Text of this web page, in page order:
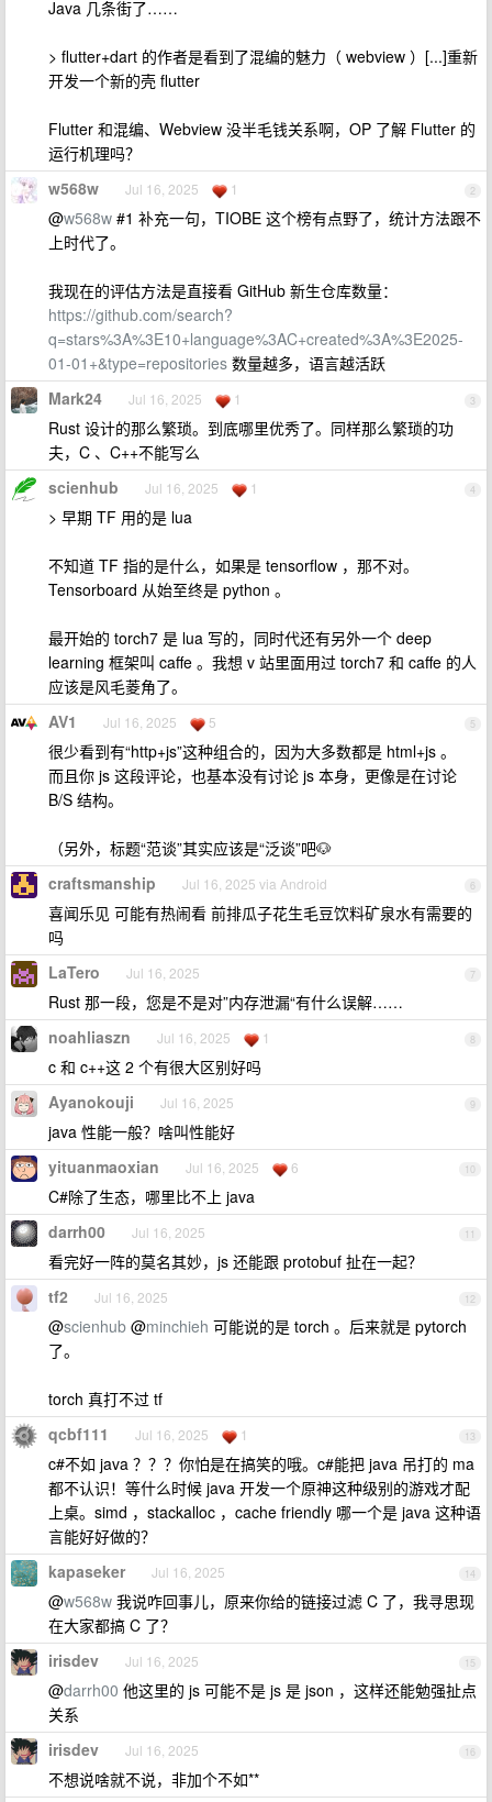
Java 几条街了……
> flutter+dart 的作者是看到了混编的魅力（ webview ）[...]重新
开发一个新的壳 flutter
Flutter 和混编、Webview 没半毛钱关系啊，OP 了解 Flutter 的
运行机理吗？
2
w568w Jul 16, 2025 1
@w568w #1 补充一句，TIOBE 这个榜有点野了，统计方法跟不
上时代了。
我现在的评估方法是直接看 GitHub 新生仓库数量：
https://github.com/search?
q=stars%3A%3E10+language%3AC+created%3A%3E2025-
01-01+&type=repositories 数量越多，语言越活跃
3
Mark24 Jul 16, 2025 1
Rust 设计的那么繁琐。到底哪里优秀了。同样那么繁琐的功
夫，C 、C++不能写么
4
scienhub Jul 16, 2025 1
> 早期 TF 用的是 lua
不知道 TF 指的是什么，如果是 tensorflow ，那不对。
Tensorboard 从始至终是 python 。
最开始的 torch7 是 lua 写的，同时代还有另外一个 deep
learning 框架叫 caffe 。我想 v 站里面用过 torch7 和 caffe 的人
应该是风毛菱角了。
5
AV1 Jul 16, 2025 5
很少看到有“http+js”这种组合的，因为大多数都是 html+js 。
而且你 js 这段评论，也基本没有讨论 js 本身，更像是在讨论
B/S 结构。
（另外，标题“范谈”其实应该是“泛谈”吧🐶
6
craftsmanship Jul 16, 2025 via Android
喜闻乐见 可能有热闹看 前排瓜子花生毛豆饮料矿泉水有需要的
吗
7
LaTero Jul 16, 2025
Rust 那一段，您是不是对”内存泄漏“有什么误解……
8
noahliaszn Jul 16, 2025 1
c 和 c++这 2 个有很大区别好吗
9
Ayanokouji Jul 16, 2025
java 性能一般？啥叫性能好
10
yituanmaoxian Jul 16, 2025 6
C#除了生态，哪里比不上 java
11
darrh00 Jul 16, 2025
看完好一阵的莫名其妙，js 还能跟 protobuf 扯在一起？
12
tf2 Jul 16, 2025
@scienhub @minchieh 可能说的是 torch 。后来就是 pytorch
了。
torch 真打不过 tf
13
qcbf111 Jul 16, 2025 1
c#不如 java ？？？你怕是在搞笑的哦。c#能把 java 吊打的 ma
都不认识！等什么时候 java 开发一个原神这种级别的游戏才配
上桌。simd ，stackalloc ，cache friendly 哪一个是 java 这种语
言能好好做的？
14
kapaseker Jul 16, 2025
@w568w 我说咋回事儿，原来你给的链接过滤 C 了，我寻思现
在大家都搞 C 了？
15
irisdev Jul 16, 2025
@darrh00 他这里的 js 可能不是 js 是 json ，这样还能勉强扯点
关系
16
irisdev Jul 16, 2025
不想说啥就不说，非加个不如**